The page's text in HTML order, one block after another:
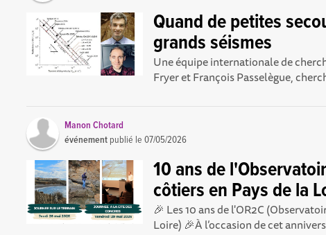
Quand de petites
grands séismes
Une équipe internationale de
Fryer et François Passelègue,
Manon Chotard
événement publié le07/05/2026
10 ans de
côtiers en Pays de la
🎉 Les 10 ans de l'OR2C
Loire) 🎉À l’occasion de cet